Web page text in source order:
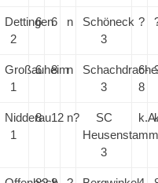
Dettingen
2
6 6 n
Schöneck
3
?
Großauheim
1
6 8 n
3
6-
8
Nidderau
1
8 12 n?
SC
Heusenstamm
3
k.A.